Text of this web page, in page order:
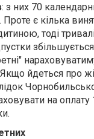
: з них 70
Проте є кілька
тоді
йдеться про
на оплату
их